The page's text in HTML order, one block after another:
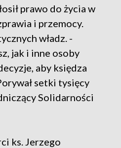
prawo do życia w
i przemocy.
władz. -
jak i inne osoby
aby księdza
setki tysięcy
Solidarności
ks. Jerzego